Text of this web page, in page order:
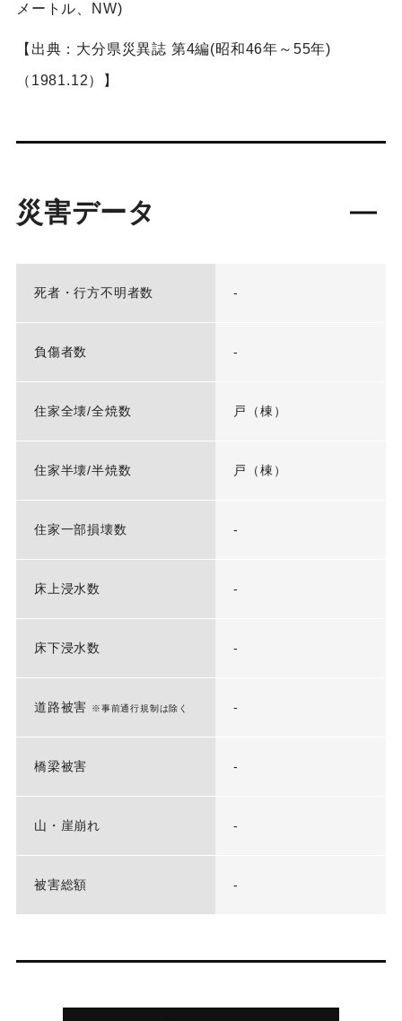
メートル、NW)
【出典：大分県災異誌 第4編(昭和46年～55年)
（1981.12）】
災害データ
死者・行方不明者数 -
負傷者数 -
住家全壊/全焼数 戸（棟）
住家半壊/半焼数 戸（棟）
住家一部損壊数 -
床上浸水数 -
床下浸水数 -
道路被害 ※事前通行規制は除く -
橋梁被害 -
山・崖崩れ -
被害総額 -